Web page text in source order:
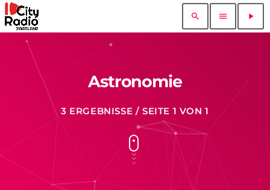
search menu play_arrow
Astronomie
3 ERGEBNISSE / SEITE 1 VON 1